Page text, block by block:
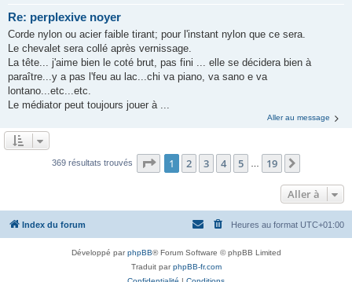
Re: perplexive noyer
Corde nylon ou acier faible tirant; pour l'instant nylon que ce sera.
Le chevalet sera collé après vernissage.
La tête... j'aime bien le coté brut, pas fini ... elle se décidera bien à
paraître...y a pas l'feu au lac...chi va piano, va sano e va
lontano...etc...etc.
Le médiator peut toujours jouer à ...
Aller au message
369 résultats trouvés Page 1sur19
1 2 3 4 5 19
Aller à
Index du forum Heures au format UTC+01:00
Développé parphpBB® Forum Software © phpBB Limited
Traduit parphpBB-fr.com